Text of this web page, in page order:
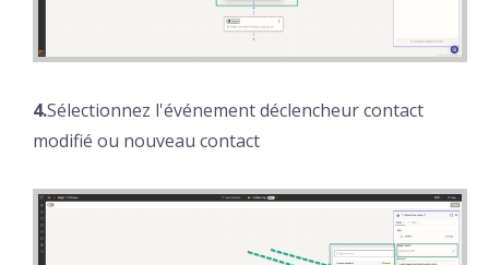
4.Sélectionnez l'événement déclencheur contact
modifié ou nouveau contact